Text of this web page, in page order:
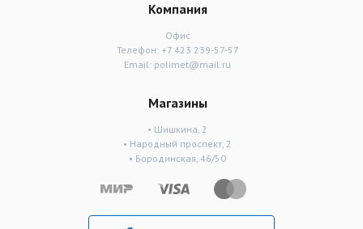
Компания
Офис
Телефон: +7 423 239-57-57
Email: polimet@mail.ru
Магазины
• Шишкина, 2
• Народный проспект, 2
• Бородинская, 46/50